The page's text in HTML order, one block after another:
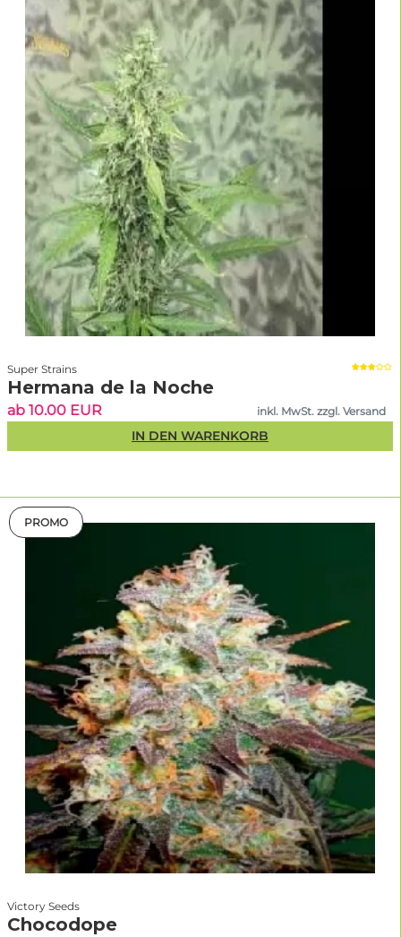
Super Strains
Hermana de la Noche
ab 10.00 EUR inkl. MwSt. zzgl. Versand
IN DEN WARENKORB
PROMO
Victory Seeds
Chocodope